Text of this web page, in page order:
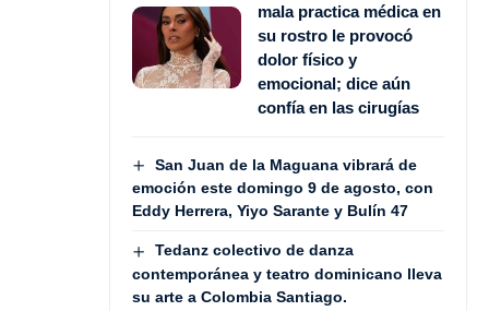
mala practica médica en
su rostro le provocó
dolor físico y
emocional; dice aún
confía en las cirugías
San Juan de la Maguana vibrará de
emoción este domingo 9 de agosto, con
Eddy Herrera, Yiyo Sarante y Bulín 47
Tedanz colectivo de danza
contemporánea y teatro dominicano lleva
su arte a Colombia Santiago.